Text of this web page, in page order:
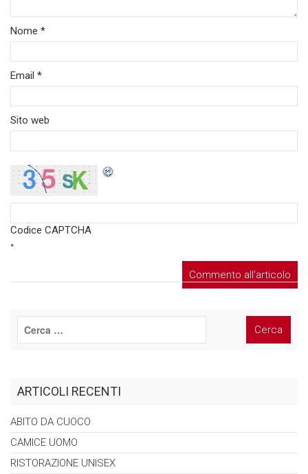
Nome *
Email *
Sito web
Codice CAPTCHA
*
ARTICOLI RECENTI
ABITO DA CUOCO
CAMICE UOMO
RISTORAZIONE UNISEX